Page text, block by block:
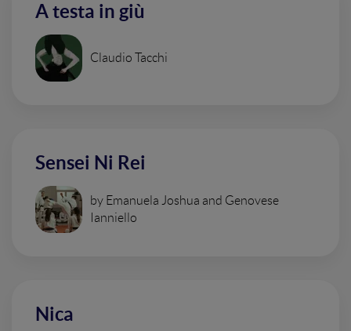
A testa in giù
Claudio Tacchi
Sensei Ni Rei
by Emanuela Joshua and Genovese
Ianniello
Nica